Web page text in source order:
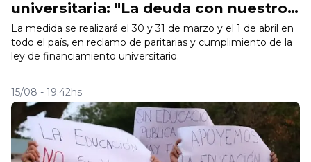
universitaria: "La deuda con nuestros
salarios ya supera el 51%"
La medida se realizará el 30 y 31 de marzo y el 1 de abril en
todo el país, en reclamo de paritarias y cumplimiento de la
ley de financiamiento universitario.
15/08 - 19:42hs